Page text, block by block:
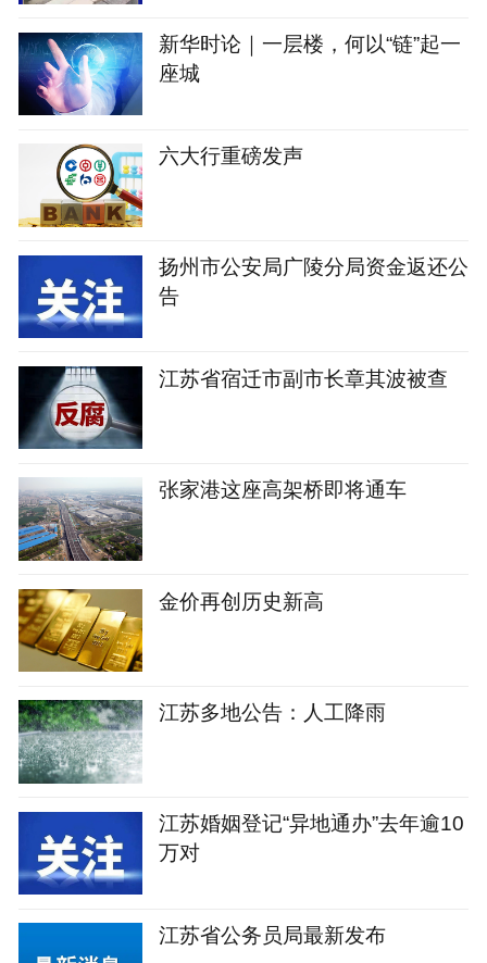
新华时论｜一层楼，何以“链”起一
座城
六大行重磅发声
扬州市公安局广陵分局资金返还公
告
江苏省宿迁市副市长章其波被查
张家港这座高架桥即将通车
金价再创历史新高
江苏多地公告：人工降雨
江苏婚姻登记“异地通办”去年逾10
万对
江苏省公务员局最新发布